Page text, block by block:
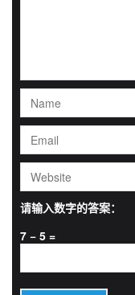
请输入数字的答案：
7 − 5 =